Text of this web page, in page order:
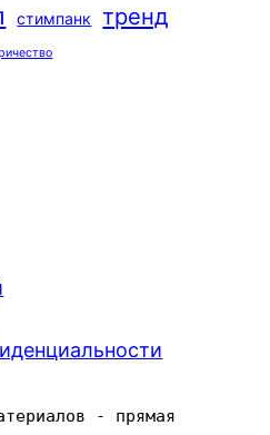
стимпанк тренд
- прямая